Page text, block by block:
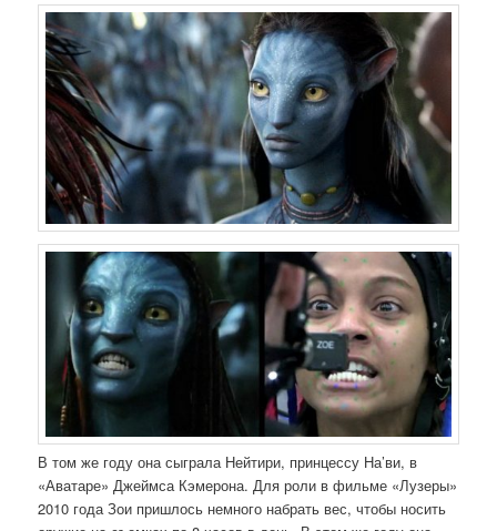
В том же году она сыграла Нейтири, принцессу На’ви, в
«Аватаре» Джеймса Кэмерона. Для роли в фильме «Лузеры»
2010 года Зои пришлось немного набрать вес, чтобы носить